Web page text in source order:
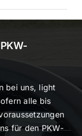
bei uns, light
alle bis
für den PKW-